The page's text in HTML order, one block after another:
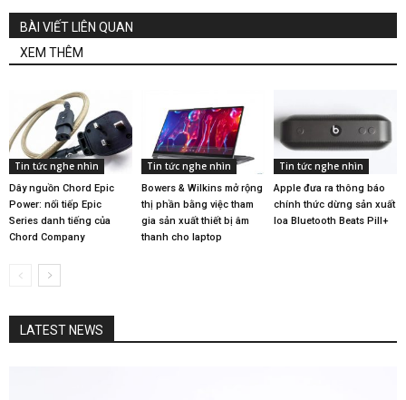
BÀI VIẾT LIÊN QUAN
XEM THÊM
Tin tức nghe nhìn
Dây nguồn Chord Epic
Power: nối tiếp Epic
Series danh tiếng của
Chord Company
Tin tức nghe nhìn
Bowers & Wilkins mở rộng
thị phần bằng việc tham
gia sản xuất thiết bị âm
thanh cho laptop
Tin tức nghe nhìn
Apple đưa ra thông báo
chính thức dừng sản xuất
loa Bluetooth Beats Pill+
LATEST NEWS